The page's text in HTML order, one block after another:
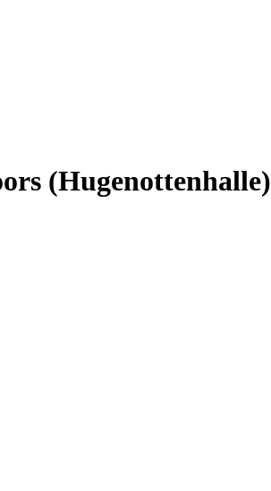
(Hugenottenhalle)